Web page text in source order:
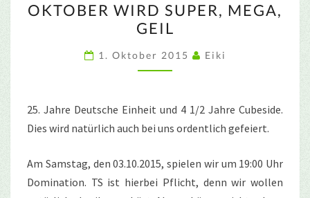
WIRD
SUPER,
MEGA,
GEIL
OKTOBER WIRD SUPER, MEGA,
GEIL
1. Oktober 2015 Eiki
25. Jahre Deutsche Einheit und 4 1/2 Jahre Cubeside.
Dies wird natürlich auch bei uns ordentlich gefeiert.
Am Samstag, den 03.10.2015, spielen wir um 19:00 Uhr
Domination. TS ist hierbei Pflicht, denn wir wollen